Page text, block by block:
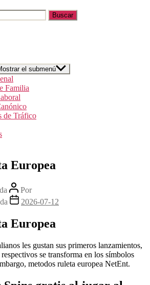
el submenú
Familia
de Tráfico
Europea
Por
2026-07-12
Europea
les gustan sus primeros lanzamientos,
se transforma en los símbolos
metodos ruleta europea NetEnt.